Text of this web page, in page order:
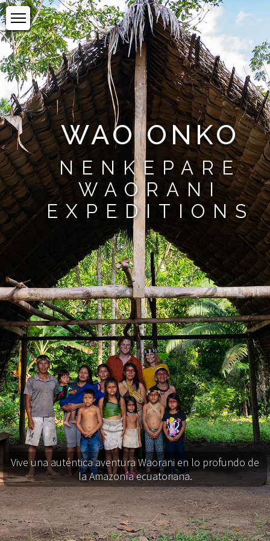
WAO ONKO
NENKEPARE
WAORANI
EXPEDITIONS
Vive una auténtica aventura Waorani en lo profundo de
la Amazonía ecuatoriana.